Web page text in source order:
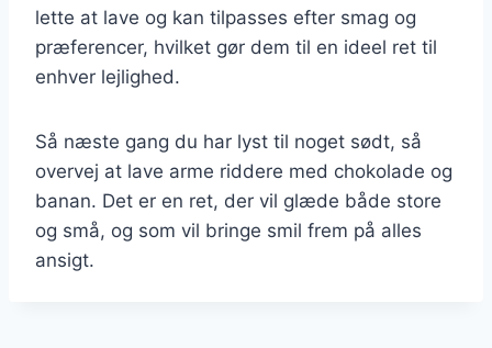
lette at lave og kan tilpasses efter smag og
præferencer, hvilket gør dem til en ideel ret til
enhver lejlighed.
Så næste gang du har lyst til noget sødt, så
overvej at lave arme riddere med chokolade og
banan. Det er en ret, der vil glæde både store
og små, og som vil bringe smil frem på alles
ansigt.